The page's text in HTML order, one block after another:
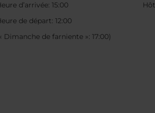
d’arrivée: 15:00
de départ: 12:00
Dimanche de farniente »: 17:00)